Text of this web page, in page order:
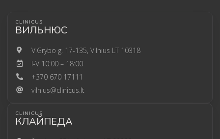
CLINICUS
ВИЛЬНЮС
V.Grybo g. 17-135, Vilnius LT 10318
I-V 10:00 – 18:00
+370 670 17111
vilnius@clinicus.lt
CLINICUS
КЛАЙПЕДА